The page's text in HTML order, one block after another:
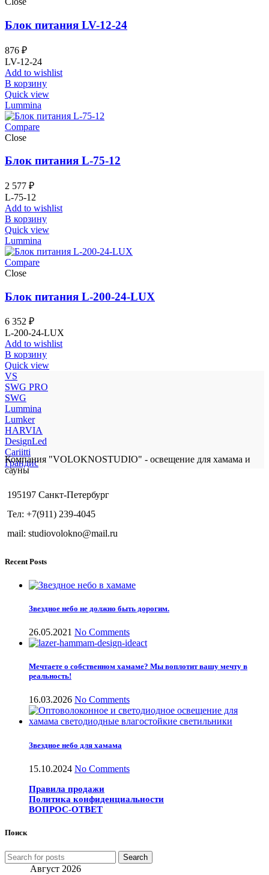
Блок питания LV-12-24
876 ₽
LV-12-24
Add to wishlist
В корзину
Quick view
Lummina
Compare
Close
Блок питания L-75-12
2 577 ₽
L-75-12
Add to wishlist
В корзину
Quick view
Lummina
Compare
Close
Блок питания L-200-24-LUX
6 352 ₽
L-200-24-LUX
Add to wishlist
В корзину
Quick view
VS
SWG PRO
SWG
Lummina
Lumker
HARVIA
DesignLed
Cariitti
Грандис
Компания "VOLOKNOSTUDIO" - освещение для хамама и
сауны
195197 Санкт-Петербург
Тел: +7(911) 239-4045
mail: studiovolokno@mail.ru
Recent Posts
Звездное небо не должно быть дорогим.
26.05.2021 No Comments
Мечтаете о собственном хамаме? Мы воплотит вашу мечту в
реальность!
16.03.2026 No Comments
Звездное небо для хамама
15.10.2024 No Comments
Правила продажи
Политика конфиденциальности
ВОПРОС-ОТВЕТ
Поиск
Search
Август 2026